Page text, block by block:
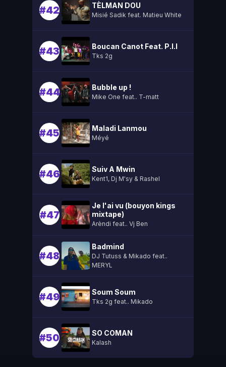
#42 TÈLMAN DOU
Misié Sadik feat. Matieu White
#43 Boucan Canot Feat. P.l.l
Tks 2g
#44 Bubble up !
Mike One feat.. T-matt
#45 Maladi Lanmou
Méyé
#46 Suiv A Mwin
Kent1, Dj M'sy & Rashel
#47
Je l'ai vu (bouyon kings
mixtape)
Arèndi feat.. Vj Ben
#48
Badmind
DJ Tutuss & Mikado feat..
MERYL
#49 Soum Soum
Tks 2g feat.. Mikado
#50 SO COMAN
Kalash